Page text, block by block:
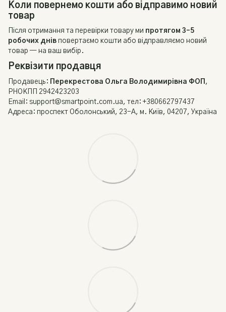
Коли повернемо кошти або відправимо новий
товар
Після отримання та перевірки товару ми протягом 3–5
робочих днів повертаємо кошти або відправляємо новий
товар — на ваш вибір.
Реквізити продавця
Продавець: Перекрестова Ольга Володимирівна ФОП ,
РНОКПП 2942423203
Email: support@smartpoint.com.ua, тел: +380662797437
Адреса: проспект Оболонський, 23-А, м. Київ, 04207, Україна